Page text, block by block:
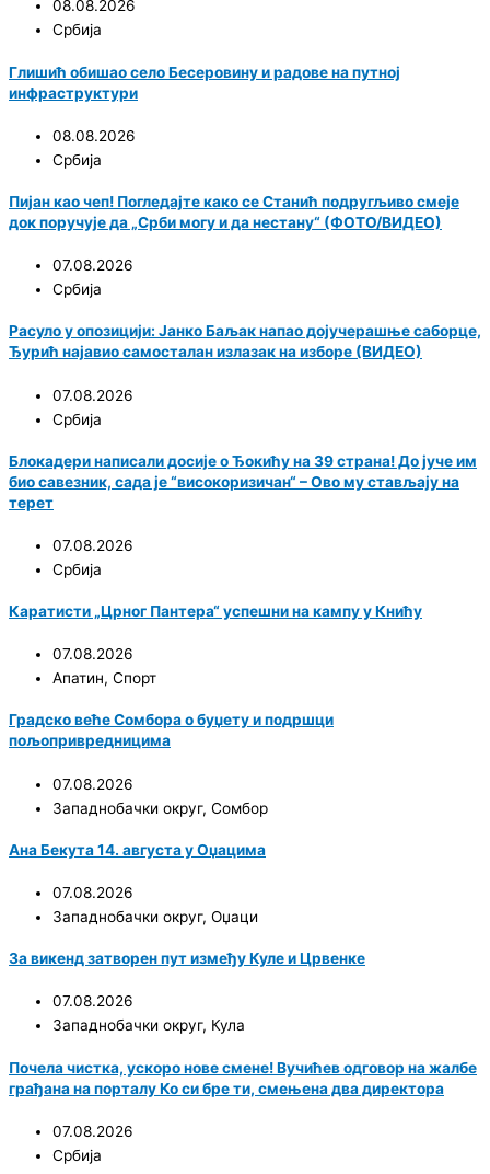
08.08.2026
Србија
Глишић обишао село Бесеровину и радове на путној
инфраструктури
08.08.2026
Србија
Пијан као чеп! Погледајте како се Станић подругљиво смеје
док поручује да „Срби могу и да нестану“ (ФОТО/ВИДЕО)
07.08.2026
Србија
Расуло у опозицији: Јанко Баљак напао дојучерашње саборце,
Ђурић најавио самосталан излазак на изборе (ВИДЕО)
07.08.2026
Србија
Блокадери написали досије о Ђокићу на 39 страна! До јуче им
био савезник, сада је “високоризичан“ – Ово му стављају на
терет
07.08.2026
Србија
Каратисти „Црног Пантера“ успешни на кампу у Книћу
07.08.2026
Апатин, Спорт
Градско веће Сомбора о буџету и подршци
пољопривредницима
07.08.2026
Западнобачки округ, Сомбор
Ана Бекута 14. августа у Оџацима
07.08.2026
Западнобачки округ, Оџаци
За викенд затворен пут између Куле и Црвенке
07.08.2026
Западнобачки округ, Кула
Почела чистка, ускоро нове смене! Вучићев одговор на жалбе
грађана на порталу Ко си бре ти, смењена два директора
07.08.2026
Србија